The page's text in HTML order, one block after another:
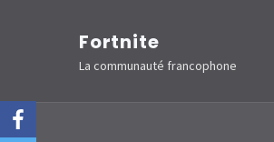
(Pressez
Entrée)
Fortnite
La communauté francophone